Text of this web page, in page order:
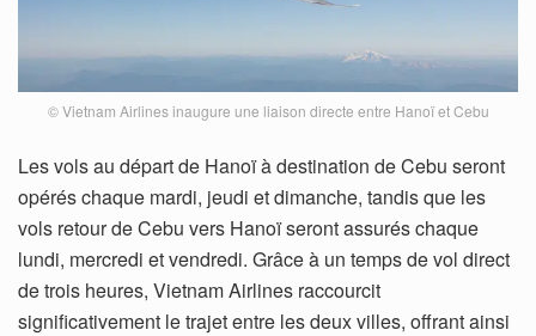
© Vietnam Airlines inaugure une liaison directe entre Hanoï et Cebu
Les vols au départ de Hanoï à destination de Cebu seront
opérés chaque mardi, jeudi et dimanche, tandis que les
vols retour de Cebu vers Hanoï seront assurés chaque
lundi, mercredi et vendredi. Grâce à un temps de vol direct
de trois heures, Vietnam Airlines raccourcit
significativement le trajet entre les deux villes, offrant ainsi